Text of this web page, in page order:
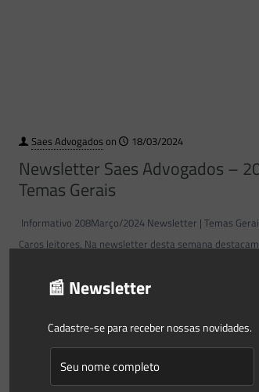
Saes Advogadoson 18/03/2024
Newsletter Saes Advogados –
Temas Gerais
Informativo 208Março/2024 Newsletter | Temas
Caros leitores, Na newsletter desta semana
diferentes modalidades de Terras Indígenas. Além disso,
0 Read
📰 Newsletter
Cadastre-se para receber nossas novidades.